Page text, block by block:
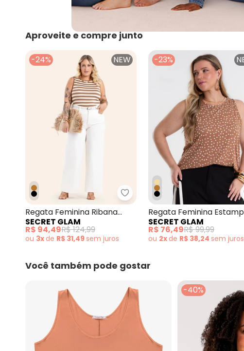
Aproveite e compre junto
-24% NEW
Secret Glam - Regata
Regata Feminina Ribana
Listrada Marrom
SECRET GLAM
R$ 94,49R$ 124,99
ou 3xde R$ 31,49sem juros
-23%
Regata Feminina
Viscose Marrom
SECRET GLAM
R$ 76,49R$ 99,99
ou 2xde R$ 38,24 sem juros
Você também pode gostar
-40%